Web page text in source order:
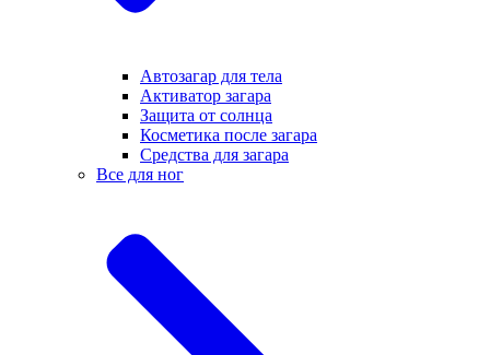
Автозагар для тела
Активатор загара
Защита от солнца
Косметика после загара
Средства для загара
Все для ног